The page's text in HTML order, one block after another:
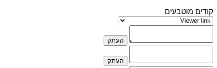
קודים מוטבעים
העתק
העתק